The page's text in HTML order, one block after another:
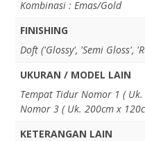
Kombinasi : Emas/Gold
FINISHING
Doft ('Glossy', 'Semi Gloss',
UKURAN / MODEL LAIN
Tempat Tidur Nomor 1 (
Nomor 3 ( Uk. 200cm x
KETERANGAN LAIN